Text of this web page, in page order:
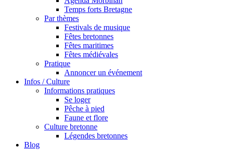
Temps forts Bretagne
Par thèmes
Festivals de musique
Fêtes bretonnes
Fêtes maritimes
Fêtes médiévales
Pratique
Annoncer un événement
Infos / Culture
Informations pratiques
Se loger
Pêche à pied
Faune et flore
Culture bretonne
Légendes bretonnes
Blog